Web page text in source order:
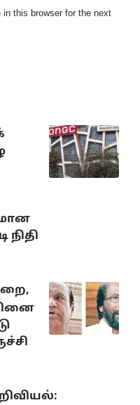
this browser for the next
நிதி